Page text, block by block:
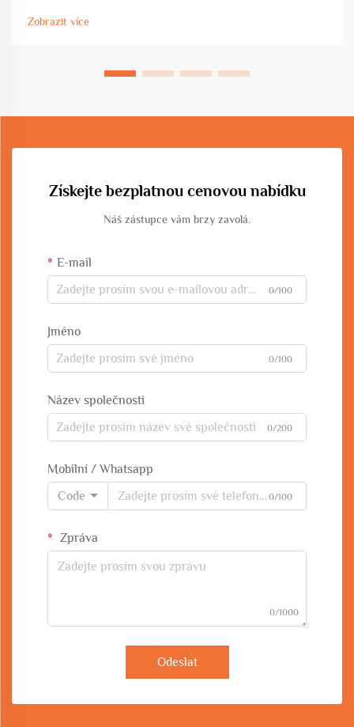
Zobrazit více
Získejte bezplatnou cenovou nabídku
Náš zástupce vám brzy zavolá.
E-mail
0/100
Jméno
0/100
Název společnosti
0/200
Mobilní / Whatsapp
Code
0/100
Zpráva
0/1000
Odeslat